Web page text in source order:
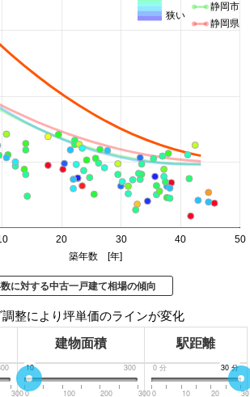
20 30 40 50
築年数 [年]
静岡市
静岡県
狭い
に対する中古一戸建て相場の傾向
整により坪単価のラインが変化
建物面積 駅距離
300
0 300
10
0 100 200 300
0分 30 分
30 分
0 10 20 30